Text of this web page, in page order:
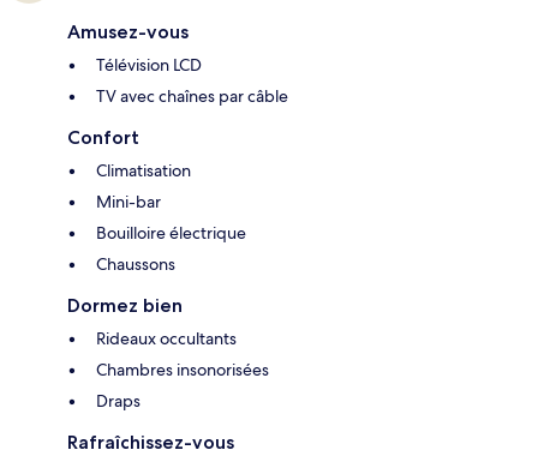
Amusez-vous
Télévision LCD
TV avec chaînes par câble
Confort
Climatisation
Mini-bar
Bouilloire électrique
Chaussons
Dormez bien
Rideaux occultants
Chambres insonorisées
Draps
Rafraîchissez-vous